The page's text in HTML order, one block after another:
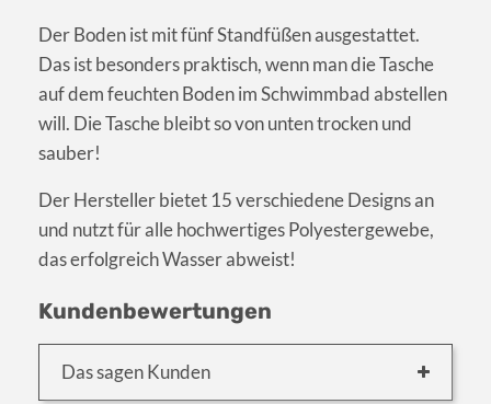
Der Boden ist mit fünf Standfüßen ausgestattet.
Das ist besonders praktisch, wenn man die Tasche
auf dem feuchten Boden im Schwimmbad abstellen
will. Die Tasche bleibt so von unten trocken und
sauber!
Der Hersteller bietet 15 verschiedene Designs an
und nutzt für alle hochwertiges Polyestergewebe,
das erfolgreich Wasser abweist!
Kundenbewertungen
Das sagen Kunden